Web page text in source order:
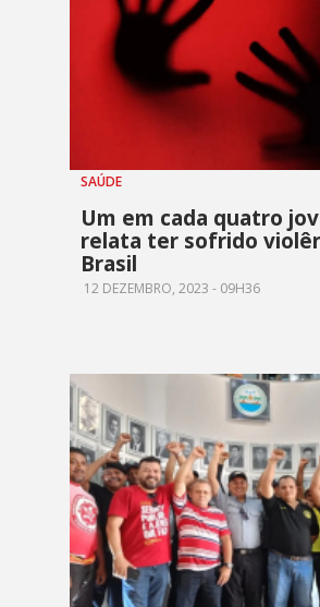
SAÚDE
Um em cada quatro
relata ter sofrido
Brasil
12 DEZEMBRO, 2023 - 09H36